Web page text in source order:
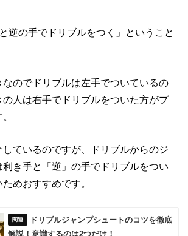
逆の手でドリブルをつく」ということ
のでドリブルは左手でついているの
の人は右手でドリブルをついた方がプ
ているのですが、ドリブルからのジ
利き手と「逆」の手でドリブルをつい
めおすすめです。
ドリブルジャンプシュートのコツを徹底
解説！意識するのは2つだけ！